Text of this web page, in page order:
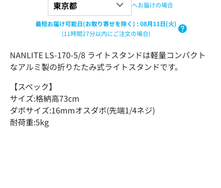
へお届けの場合
最短お届け可能日(お取り寄せを除く) : 08月11日(火)
(11時間27分以内にご注文の場合)
NANLITE LS-170-5/8 ライトスタンドは軽量コンパクト
なアルミ製の折りたたみ式ライトスタンドです。
【スペック】
サイズ:格納高73cm
ダボサイズ:16mmオスダボ(先端1/4ネジ)
耐荷重:5kg